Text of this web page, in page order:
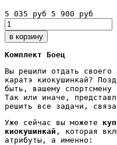
5 035 руб 5 900 руб
Комплект Боец
Вы решили отдать своего
каратэ киокушинкай?
быть, вашему спортсмену
Так или иначе,
решить все задачи,
Уже сейчас вы можете
киокушинкай , которая
атрибуты, а именно: